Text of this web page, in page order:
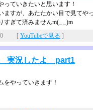
ていきたいと思います！
ますが、あたたかい目で見てや
すぎて済みませんm(_ _)m
20 [ YouTubeで見る ]
実況したよ part1
をやっていきます！